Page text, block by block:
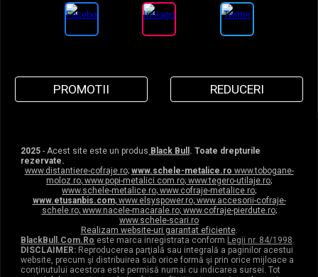
PROMOTII REDUCERI
2025 - Acest site este un produs Black Bull . Toate drepturile
rezervate.
www.distantiere-cofraje.ro; www.schele-metalice.ro www.tobogane-
moloz.ro; www.popi-metalici.com.ro; www.tegero-utilaje.ro;
www.schele-metalice.ro; www.cofraje-metalice.ro;
www.etusanbis.com; www.elsyspower.ro;www.accesorii-cofraje-
schele.ro; www.nacele-macarale.ro; www.cofraje-pierdute.ro;
www.schele-scari.ro
Realizam website-uri garantat eficiente.
BlackBull.Com.Ro este marca inregistrata conform Legii nr. 84/1998.
DISCLAIMER: Reproducerea parţială sau integrală a paginilor acestui
website, precum şi distribuirea sub orice formă şi prin orice mijloace a
conţinutului acestora este permisă numai cu indicarea sursei. Tot